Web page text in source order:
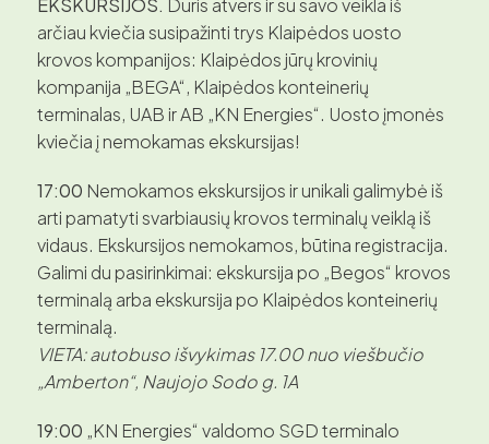
EKSKURSIJOS. Duris atvers ir su savo veikla iš
arčiau kviečia susipažinti trys Klaipėdos uosto
krovos kompanijos: Klaipėdos jūrų krovinių
kompanija „BEGA“, Klaipėdos konteinerių
terminalas, UAB ir AB „KN Energies“. Uosto įmonės
kviečia į nemokamas ekskursijas!
17:00 Nemokamos ekskursijos ir unikali galimybė iš
arti pamatyti svarbiausių krovos terminalų veiklą iš
vidaus. Ekskursijos nemokamos, būtina registracija.
Galimi du pasirinkimai: ekskursija po „Begos“ krovos
terminalą arba ekskursija po Klaipėdos konteinerių
terminalą.
VIETA: autobuso išvykimas 17.00 nuo viešbučio
„Amberton“, Naujojo Sodo g. 1A
19:00 „KN Energies“ valdomo SGD terminalo